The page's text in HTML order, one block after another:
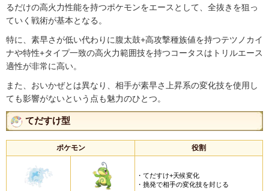
るだけの高火力性能を持つポケモンをエースとして、全抜きを狙っ
ていく戦術が基本となる。
特に、素早さが低い代わりに腹太鼓+高攻撃種族値を持つテツノカイ
ナや特性+タイプ一致の高火力範囲技を持つコータスはトリルエース
適性が非常に高い。
また、おいかぜとは異なり、相手が素早さ上昇系の変化技を使用し
ても影響がないという点も魅力のひとつ。
てだすけ型
ポケモン 役割
・てだすけ+天候変化
・挑発で相手の変化技を封じる